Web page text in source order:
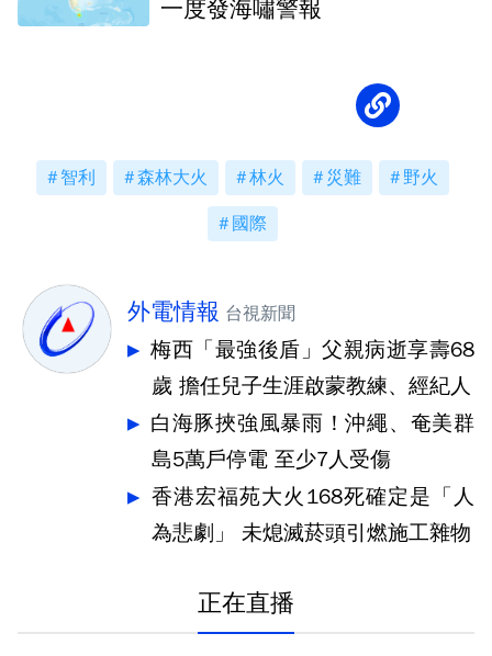
一度發海嘯警報
智利 森林大火 林火 災難 野火
國際
外電情報 台視新聞
梅西「最強後盾」父親病逝享壽68
歲 擔任兒子生涯啟蒙教練、經紀人
白海豚挾強風暴雨！沖繩、奄美群
島5萬戶停電 至少7人受傷
香港宏福苑大火168死確定是「人
為悲劇」 未熄滅菸頭引燃施工雜物
正在直播